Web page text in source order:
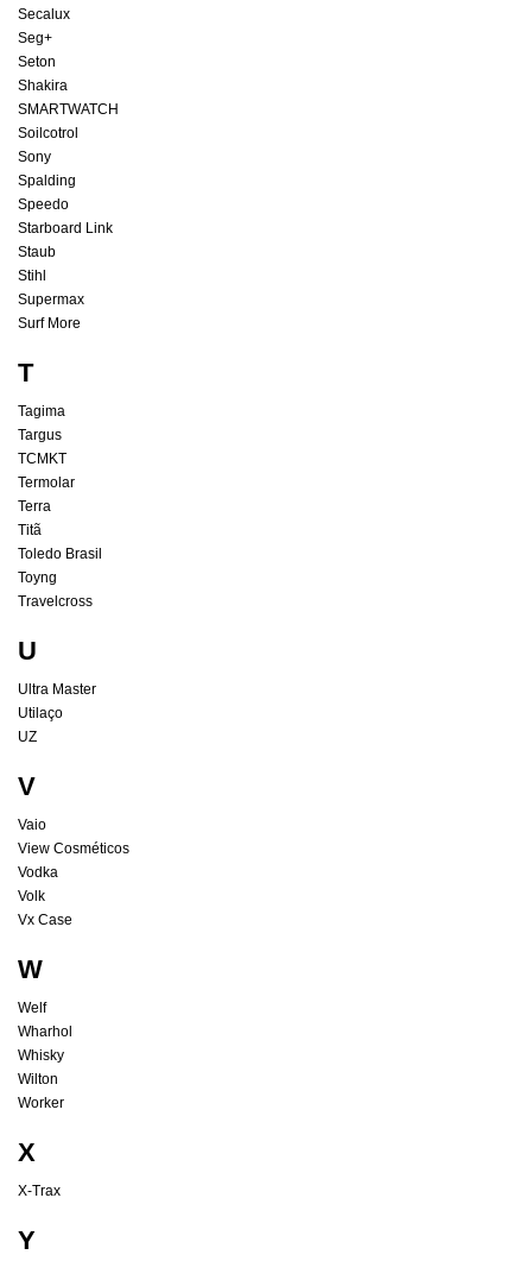
Secalux
Seg+
Seton
Shakira
SMARTWATCH
Soilcotrol
Sony
Spalding
Speedo
Starboard Link
Staub
Stihl
Supermax
Surf More
T
Tagima
Targus
TCMKT
Termolar
Terra
Titã
Toledo Brasil
Toyng
Travelcross
U
Ultra Master
Utilaço
UZ
V
Vaio
View Cosméticos
Vodka
Volk
Vx Case
W
Welf
Wharhol
Whisky
Wilton
Worker
X
X-Trax
Y